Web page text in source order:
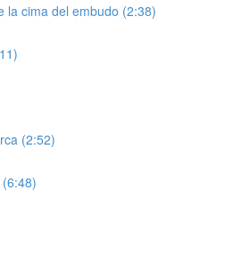
la cima del embudo (2:38)
(2:52)